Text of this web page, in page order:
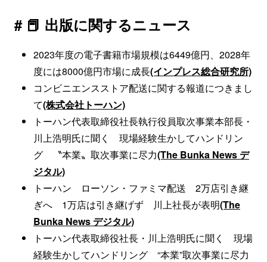
# 📕 出版に関するニュース
2023年度の電子書籍市場規模は6449億円、2028年
度には8000億円市場に成長(インプレス総合研究所)
コンビニエンスストア配送に関する報道につきまし
て(株式会社トーハン)
トーハン代表取締役社長執行役員取次事業本部長・
川上浩明氏に聞く 現場経験生かしてハンドリン
グ 〝本業〟取次事業に尽力(The Bunka News デ
ジタル)
トーハン ローソン・ファミマ配送 2万店引き継
ぎへ 1万店は引き継げず 川上社長が表明(The
Bunka News デジタル)
トーハン代表取締役社長・川上浩明氏に聞く 現場
経験生かしてハンドリング “本業”取次事業に尽力